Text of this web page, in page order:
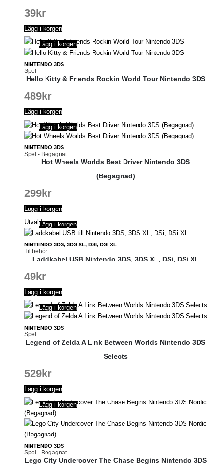
39kr
Lägg i korgen
NINTENDO 3DS
Spel
Lägg i korgen
Hello Kitty & Friends Rockin World Tour Nintendo 3DS
489kr
Lägg i korgen
NINTENDO 3DS
Spel - Begagnat
Lägg i korgen
Hot Wheels Worlds Best Driver Nintendo 3DS
(Begagnad)
299kr
Lägg i korgen
Utvald
NINTENDO 3DS, 3DS XL, DSI, DSI XL
Tillbehör
Lägg i korgen
Laddkabel USB Nintendo 3DS, 3DS XL, DSi, DSi XL
49kr
Lägg i korgen
NINTENDO 3DS
Spel
Lägg i korgen
Legend of Zelda A Link Between Worlds Nintendo 3DS
Selects
529kr
Lägg i korgen
NINTENDO 3DS
Spel - Begagnat
Lägg i korgen
Lego City Undercover The Chase Begins Nintendo 3DS